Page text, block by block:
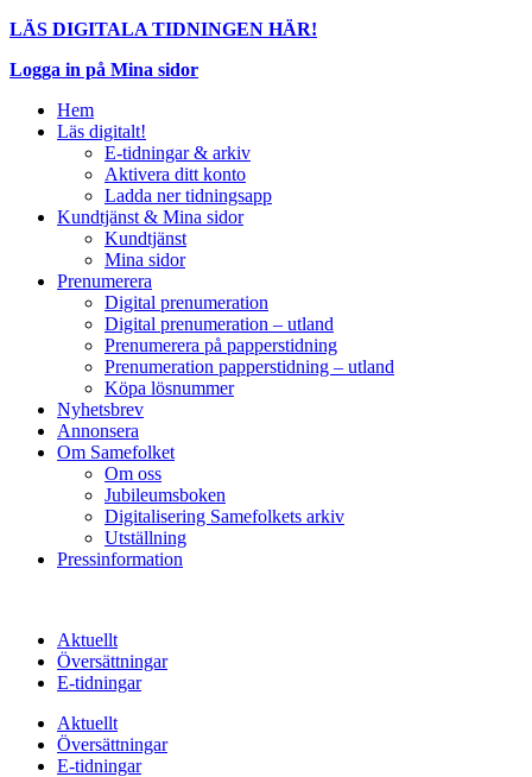
LÄS DIGITALA TIDNINGEN HÄR!
Logga in på Mina sidor
Hem
Läs digitalt!
E-tidningar & arkiv
Aktivera ditt konto
Ladda ner tidningsapp
Kundtjänst & Mina sidor
Kundtjänst
Mina sidor
Prenumerera
Digital prenumeration
Digital prenumeration – utland
Prenumerera på papperstidning
Prenumeration papperstidning – utland
Köpa lösnummer
Nyhetsbrev
Annonsera
Om Samefolket
Om oss
Jubileumsboken
Digitalisering Samefolkets arkiv
Utställning
Pressinformation
Aktuellt
Översättningar
E-tidningar
Aktuellt
Översättningar
E-tidningar